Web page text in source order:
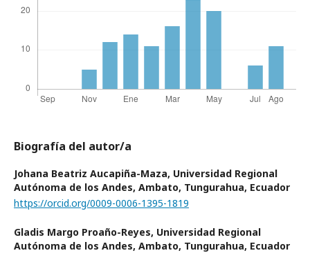
Biografía del autor/a
Johana Beatriz Aucapiña-Maza, Universidad Regional
Autónoma de los Andes, Ambato, Tungurahua, Ecuador
https://orcid.org/0009-0006-1395-1819
Gladis Margo Proaño-Reyes, Universidad Regional
Autónoma de los Andes, Ambato, Tungurahua, Ecuador